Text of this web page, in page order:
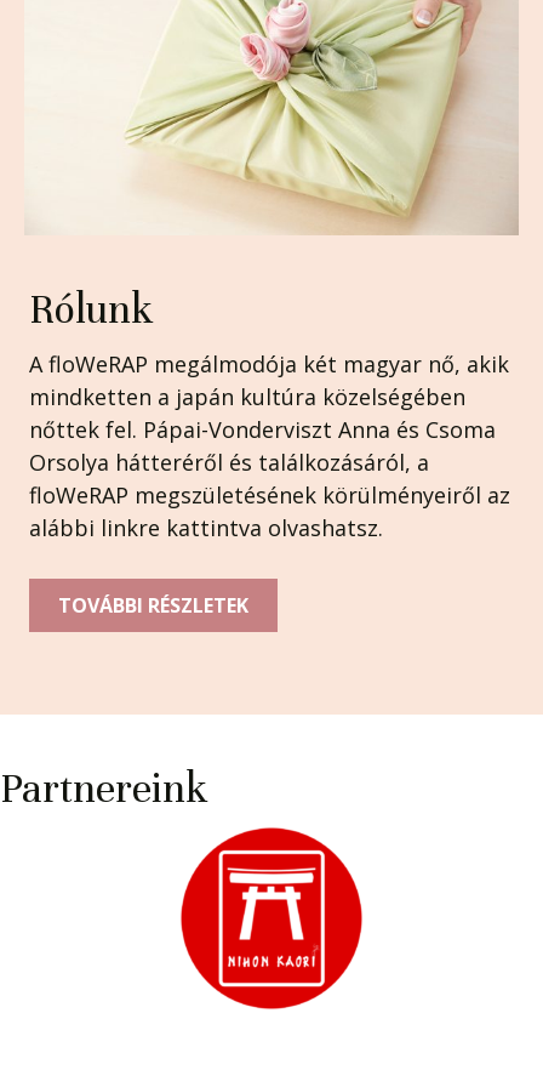
Rólunk
A floWeRAP megálmodója két magyar nő, akik
mindketten a japán kultúra közelségében
nőttek fel. Pápai-Vonderviszt Anna és Csoma
Orsolya hátteréről és találkozásáról, a
floWeRAP megszületésének körülményeiről az
alábbi linkre kattintva olvashatsz.
TOVÁBBI RÉSZLETEK
Partnereink